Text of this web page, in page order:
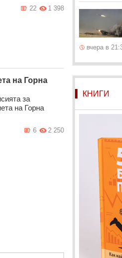
1 398
22
на Горна
за
на Горна
2 250
6
вчера в
КНИГИ